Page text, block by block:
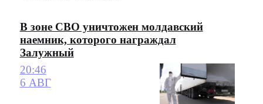
В зоне СВО уничтожен молдавский
наемник, которого награждал
Залужный
20:46
6 АВГ